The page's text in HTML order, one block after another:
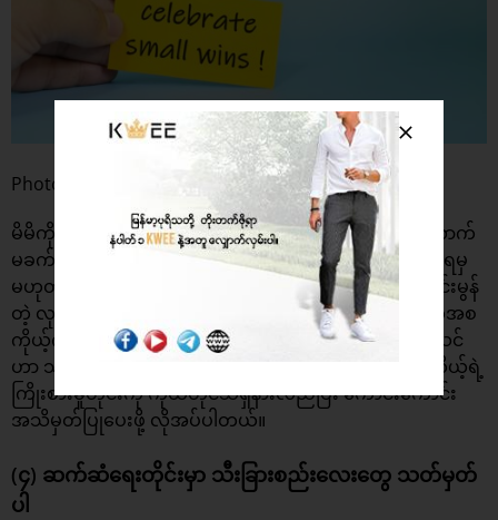
Photo : TimeWellScheduled
မိမိကိုယ့်ကိုယ် အသိမှတ်ပြု ဂုဏ်ယူပေးဖို့ဆိုတာ ထင်သလောက်
မခက်ပါဘူး။ ဘဝမှာ ကြီးကြီးမားမား အောင်မြင်မှုကြီးတွေ ရမှ
မဟုတ်ပါဘူး။ တစ်နေ့တာအတွင်းမှာ လုပ်ဆောင်ခဲ့တဲ့ ကောင်းမွန်
တဲ့ လုပ်ရပ်လေးတွေ ၊ သေးငယ်တဲ့ အောင်မြင်မှုလေးတွေကအစ
ကိုယ့်ကိုယ်ကိုယ် အသိမှတ်ပြု ဂုဏ်ယူတက်ဖို့ လိုပါတယ်။ သင်
ဟာ သင့်ကိုယ်သင် ချစ်တက်တဲ့ သူတစ်ယောက်ဖြစ်လာဖို့ ကိုယ့်ရဲ့
ကြိုးစားမှုတိုင်းကို ကိုယ်တိုင်သိရှိနားလည်ပြီး ကောင်းကောင်း
အသိမှတ်ပြုပေးဖို့ လိုအပ်ပါတယ်။
(၄) ဆက်ဆံရေးတိုင်းမှာ သီးခြားစည်းလေးတွေ သတ်မှတ်
ပါ